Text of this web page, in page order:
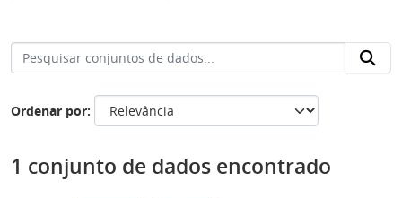
Ordenar por
1 conjunto de dados encontrado